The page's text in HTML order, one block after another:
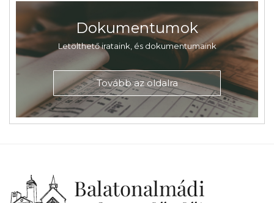
Dokumentumok
Letölthető irataink, és dokumentumaink
Tovább az oldalra